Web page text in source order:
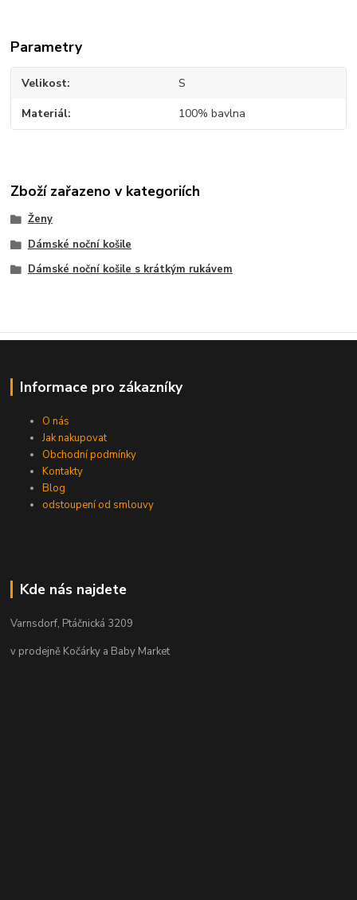
Parametry
Velikost S
Materiál 100% bavlna
Zboží zařazeno v kategoriích
Ženy
Dámské noční košile
Dámské noční košile s krátkým rukávem
Informace pro zákazníky
O nás
Jak nakupovat
Obchodní podmínky
Kontakty
Blog
odstoupení od smlouvy
Kde nás najdete
Varnsdorf, Ptáčnická 3209
v prodejně Kočárky a Baby Market